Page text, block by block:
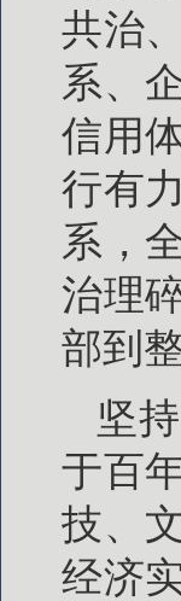
共治
系、
信用
行有
系，
治理
部到
坚
于百
技、
经济